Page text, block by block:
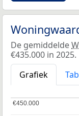
De gemiddelde
€435.000 in 2025.
Grafiek
€450.000
€450.000